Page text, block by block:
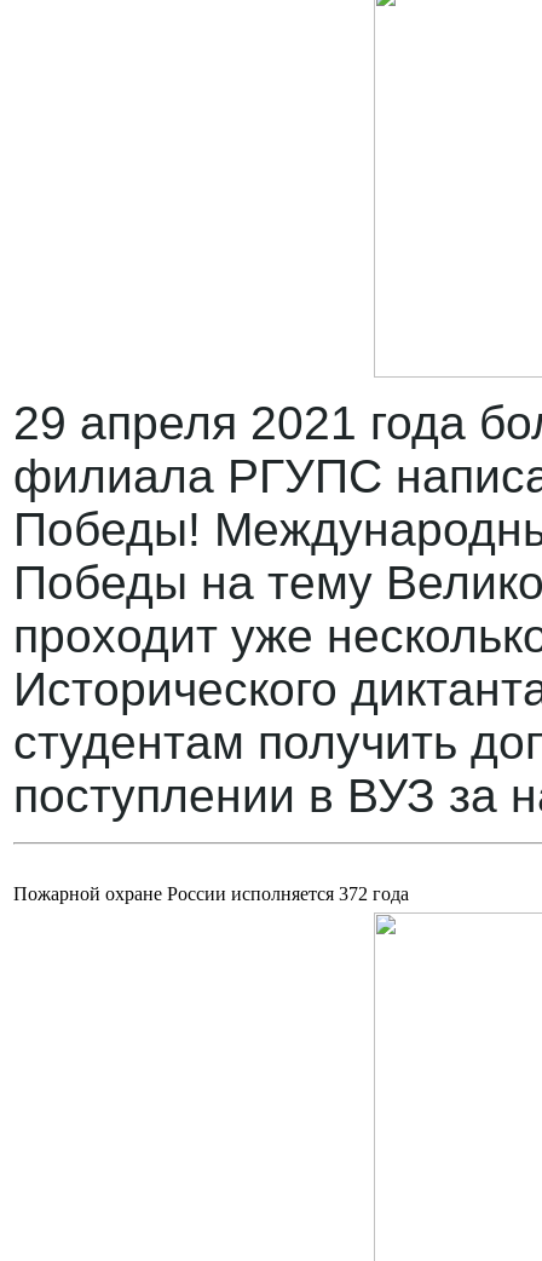
29 апреля 2021 года
филиала РГУПС
Победы!
Победы на тему
проходит уже
Исторического
студентам получить
поступлении в ВУЗ за
Пожарной охране России исполняется 372 года